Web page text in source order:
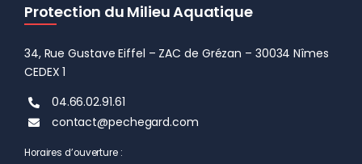
Protection du Milieu Aquatique
34, Rue Gustave Eiffel – ZAC de Grézan – 30034 Nîmes
CEDEX 1
04.66.02.91.61
contact@pechegard.com
Horaires d’ouverture :